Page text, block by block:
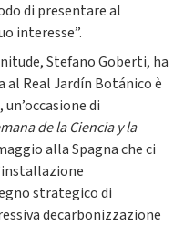
di presentare al
interesse”.
Stefano Goberti, ha
Real Jardín Botánico è
di
de la Ciencia y la
alla Spagna che ci
strategico di
decarbonizzazione